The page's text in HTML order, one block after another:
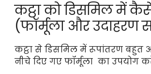
कट्ठा को डिसमिल में
(फॉर्मूला और उदाहरण
कट्ठा से डिसमिल में रूपांतरण बहुत
नीचे दिए गए फॉर्मूला का उपयोग